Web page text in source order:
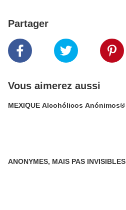
Partager
Vous aimerez aussi
MEXIQUE Alcohólicos Anónimos®
ANONYMES, MAIS PAS INVISIBLES